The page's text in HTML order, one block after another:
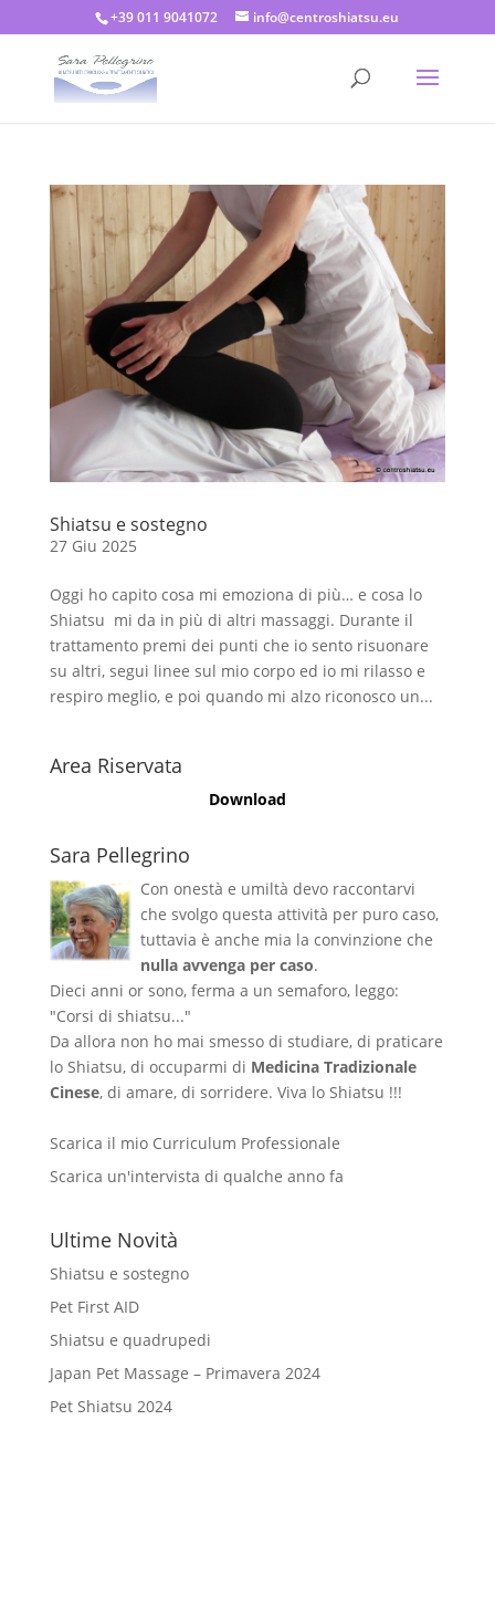
+39 011 9041072 info@centroshiatsu.eu
Shiatsu e sostegno
27 Giu 2025
Oggi ho capito cosa mi emoziona di più… e cosa lo
Shiatsu mi da in più di altri massaggi. Durante il
trattamento premi dei punti che io sento risuonare
su altri, segui linee sul mio corpo ed io mi rilasso e
respiro meglio, e poi quando mi alzo riconosco un...
Area Riservata
Download
Sara Pellegrino
Con onestà e umiltà devo raccontarvi
che svolgo questa attività per puro caso,
tuttavia è anche mia la convinzione che
nulla avvenga per caso.
Dieci anni or sono, ferma a un semaforo, leggo:
"Corsi di shiatsu..."
Da allora non ho mai smesso di studiare, di praticare
lo Shiatsu, di occuparmi di Medicina Tradizionale
Cinese, di amare, di sorridere. Viva lo Shiatsu !!!
Scarica il mio Curriculum Professionale
Scarica un'intervista di qualche anno fa
Ultime Novità
Shiatsu e sostegno
Pet First AID
Shiatsu e quadrupedi
Japan Pet Massage – Primavera 2024
Pet Shiatsu 2024